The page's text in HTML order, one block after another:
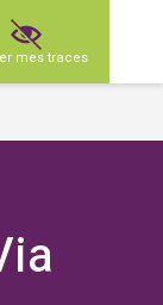
mes traces